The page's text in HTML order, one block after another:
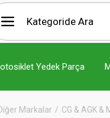
Yedek Parça
Markalar CG & AGK &